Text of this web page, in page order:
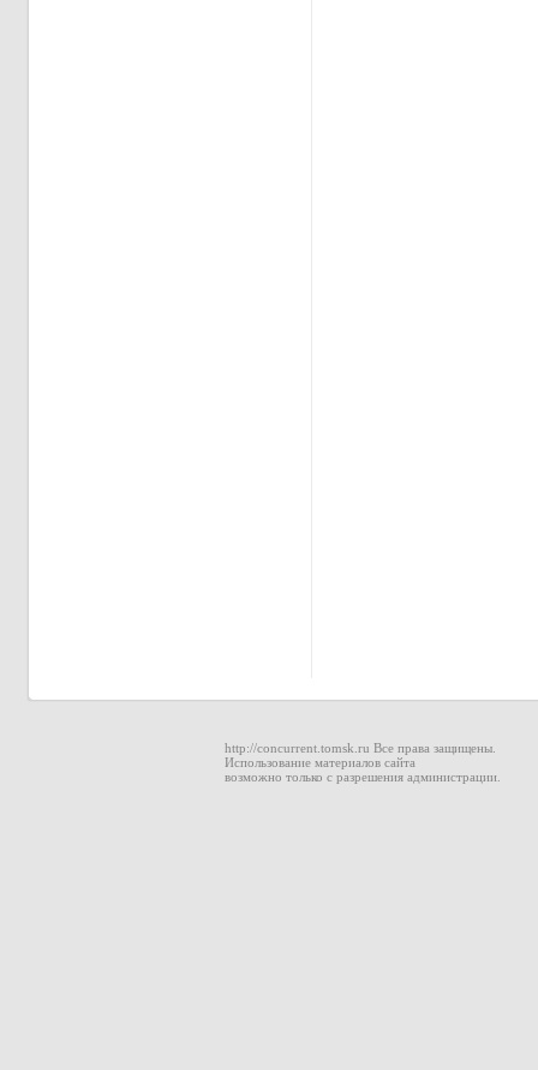
http://concurrent.tomsk.ru Все права защищены.
Использование материалов сайта
возможно только с разрешения администрации.